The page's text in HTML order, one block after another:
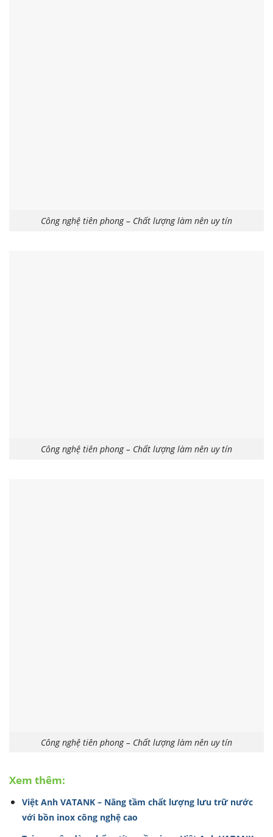
Công nghệ tiên phong – Chất lượng làm nên uy tín
Công nghệ tiên phong – Chất lượng làm nên uy tín
Công nghệ tiên phong – Chất lượng làm nên uy tín
Xem thêm:
Việt Anh VATANK – Nâng tầm chất lượng lưu trữ nước
với bồn inox công nghệ cao